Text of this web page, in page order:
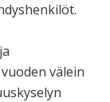
välein